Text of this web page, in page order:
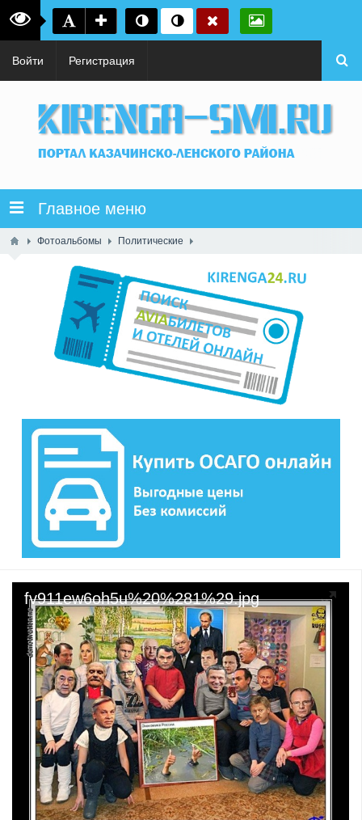
Войти Регистрация
Главное меню
Фотоальбомы Политические
fv911ew6oh5u%20%281%29.jpg